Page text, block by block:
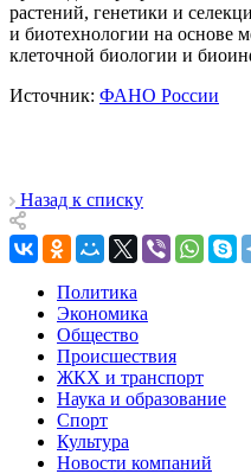
растений, генетики и
и биотехнологии на основе
клеточной биологии и
Источник: ФАНО России
Назад к списку
Политика
Экономика
Общество
Происшествия
ЖКХ и транспорт
Наука и образование
Спорт
Культура
Новости компаний